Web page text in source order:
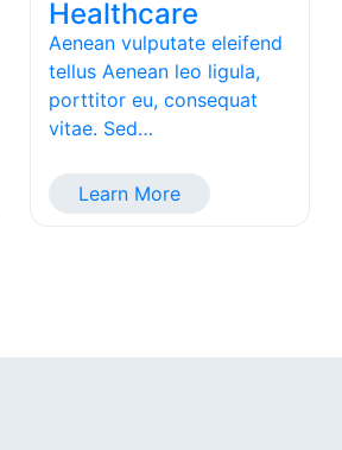
Healthcare
Aenean vulputate eleifend
tellus Aenean leo ligula,
porttitor eu, consequat
vitae. Sed…
Learn More